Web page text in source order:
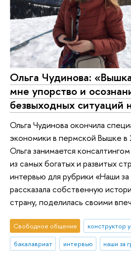
Ольга Чудинова:
мне упорство и
безвыходных ситуаций
Ольга Чудинова окончила
экономики в пермской Вышке в
Ольга занимается
из самых богатых и развитых
интервью для рубрики «Наши за
рассказала собственную
страну, поделилась своими
Свободное общение конструктор
бакалавриат
интервью наши за